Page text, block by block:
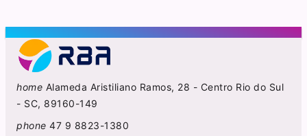
home Alameda Aristiliano Ramos, 28 - Centro Rio do Sul
- SC, 89160-149
phone 47 9 8823-1380